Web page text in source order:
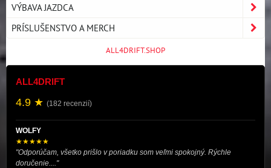
VÝBAVA JAZDCA
PRÍSLUŠENSTVO A MERCH
ALL4DRIFT.SHOP
ALL4DRIFT
4.9 ★ (182 recenzií)
WOLFY
★★★★★
"Odporúčam, všetko prišlo v poriadku som veľmi spokojný. Rýchle
doručenie...."